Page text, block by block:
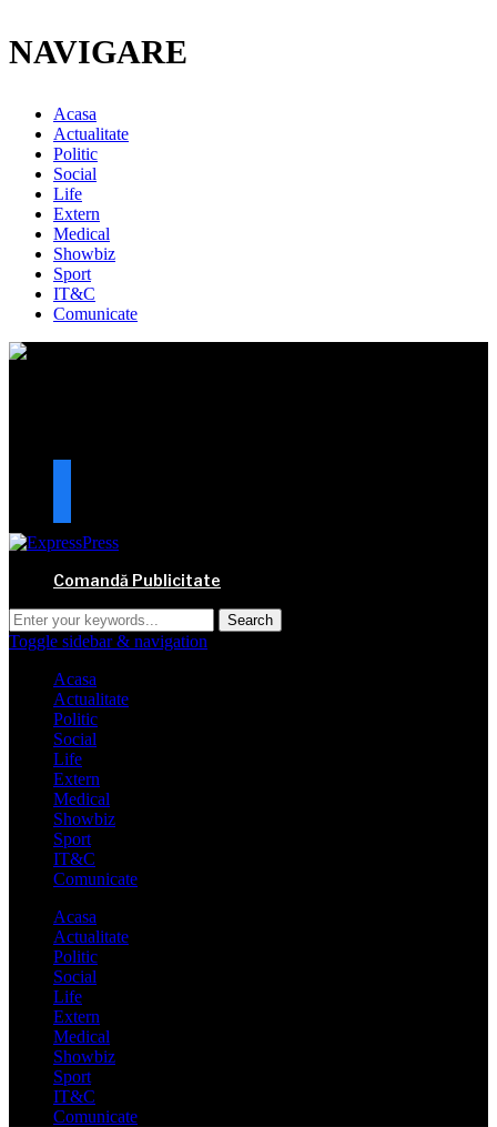
NAVIGARE
Acasa
Actualitate
Politic
Social
Life
Extern
Medical
Showbiz
Sport
IT&C
Comunicate
Comandă Publicitate
Toggle sidebar & navigation
Acasa
Actualitate
Politic
Social
Life
Extern
Medical
Showbiz
Sport
IT&C
Comunicate
Acasa
Actualitate
Politic
Social
Life
Extern
Medical
Showbiz
Sport
IT&C
Comunicate